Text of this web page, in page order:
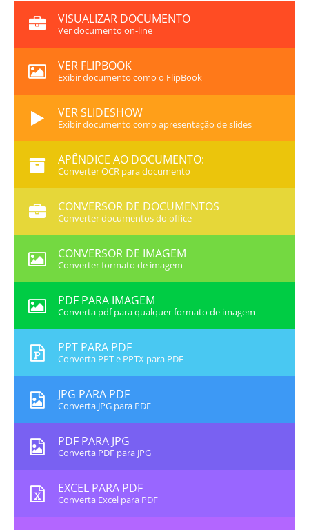
VISUALIZAR DOCUMENTO
Ver documento on-line
VER FLIPBOOK
Exibir documento como o FlipBook
VER SLIDESHOW
Exibir documento como apresentação de slides
APÊNDICE AO DOCUMENTO:
Converter OCR para documento
CONVERSOR DE DOCUMENTOS
Converter documentos do office
CONVERSOR DE IMAGEM
Converter formato de imagem
PDF PARA IMAGEM
Converta pdf para qualquer formato de imagem
PPT PARA PDF
Converta PPT e PPTX para PDF
JPG PARA PDF
Converta JPG para PDF
PDF PARA JPG
Converta PDF para JPG
EXCEL PARA PDF
Converta Excel para PDF